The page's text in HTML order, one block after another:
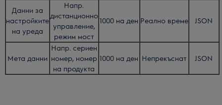
Данни за
настройките
на уреда
Напр.
дистанционно
управление,
режим мост
1000 на ден Реално време JSON
Мета данни
Напр. сериен
номер, номер
на продукта
1000 на ден Непрекъснат JSON